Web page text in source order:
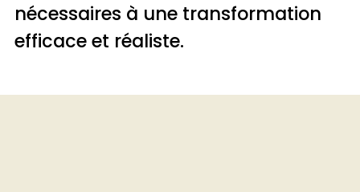
nécessaires à une transformation
efficace et réaliste.